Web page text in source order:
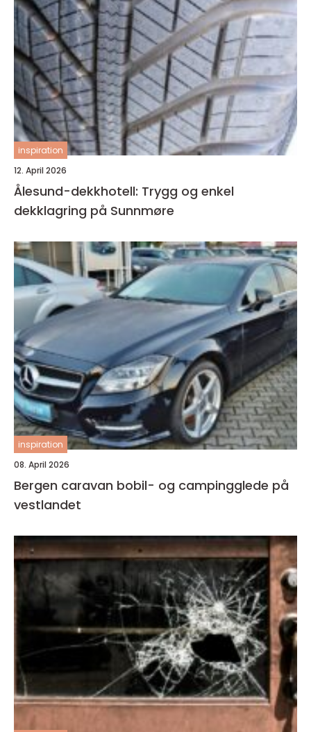
inspiration
12. April 2026
Ålesund-dekkhotell: Trygg og enkel
dekklagring på Sunnmøre
inspiration
08. April 2026
Bergen caravan bobil- og campingglede på
vestlandet